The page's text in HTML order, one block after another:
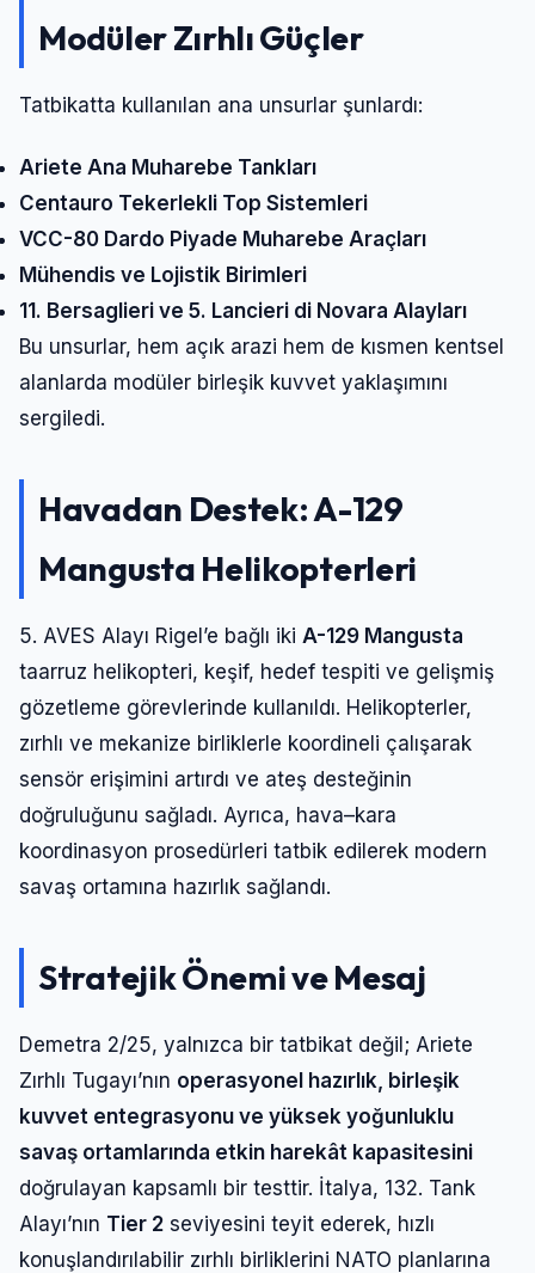
Modüler Zırhlı Güçler
Tatbikatta kullanılan ana unsurlar şunlardı:
Ariete Ana Muharebe Tankları
Centauro Tekerlekli Top Sistemleri
VCC-80 Dardo Piyade Muharebe Araçları
Mühendis ve Lojistik Birimleri
11. Bersaglieri ve 5. Lancieri di Novara Alayları
Bu unsurlar, hem açık arazi hem de kısmen kentsel
alanlarda modüler birleşik kuvvet yaklaşımını
sergiledi.
Havadan Destek: A-129
Mangusta Helikopterleri
5. AVES Alayı Rigel’e bağlı iki A-129 Mangusta
taarruz helikopteri, keşif, hedef tespiti ve gelişmiş
gözetleme görevlerinde kullanıldı. Helikopterler,
zırhlı ve mekanize birliklerle koordineli çalışarak
sensör erişimini artırdı ve ateş desteğinin
doğruluğunu sağladı. Ayrıca, hava–kara
koordinasyon prosedürleri tatbik edilerek modern
savaş ortamına hazırlık sağlandı.
Stratejik Önemi ve Mesaj
Demetra 2/25, yalnızca bir tatbikat değil; Ariete
Zırhlı Tugayı’nın operasyonel hazırlık, birleşik
kuvvet entegrasyonu ve yüksek yoğunluklu
savaş ortamlarında etkin harekât kapasitesini
doğrulayan kapsamlı bir testtir. İtalya, 132. Tank
Alayı’nın Tier 2 seviyesini teyit ederek, hızlı
konuşlandırılabilir zırhlı birliklerini NATO planlarına